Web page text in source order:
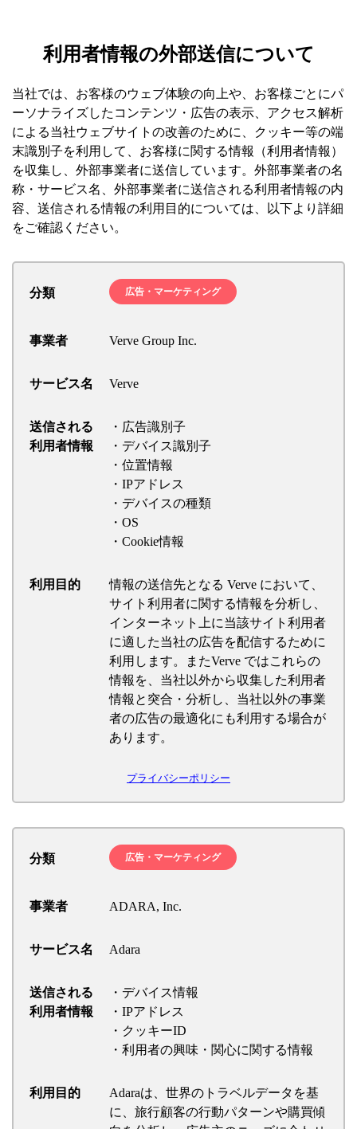
利用者情報の外部送信について
当社では、お客様のウェブ体験の向上や、お客様ごとにパ
ーソナライズしたコンテンツ・広告の表示、アクセス解析
による当社ウェブサイトの改善のために、クッキー等の端
末識別子を利用して、お客様に関する情報（利用者情報）
を収集し、外部事業者に送信しています。外部事業者の名
称・サービス名、外部事業者に送信される利用者情報の内
容、送信される情報の利用目的については、以下より詳細
をご確認ください。
分類 広告・マーケティング
事業者 Verve Group Inc.
サービス名 Verve
送信される
利用者情報
・広告識別子
・デバイス識別子
・位置情報
・IPアドレス
・デバイスの種類
・OS
・Cookie情報
利用目的
情報の送信先となる Verve において、
サイト利用者に関する情報を分析し、
インターネット上に当該サイト利用者
に適した当社の広告を配信するために
利用します。またVerve ではこれらの
情報を、当社以外から収集した利用者
情報と突合・分析し、当社以外の事業
者の広告の最適化にも利用する場合が
あります。
プライバシーポリシー
分類 広告・マーケティング
事業者 ADARA, Inc.
サービス名 Adara
送信される
利用者情報
・デバイス情報
・IPアドレス
・クッキーID
・利用者の興味・関心に関する情報
利用目的
Adaraは、世界のトラベルデータを基
に、旅行顧客の行動パターンや購買傾